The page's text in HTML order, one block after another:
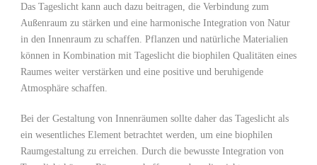
Das Tageslicht kann auch‌ dazu beitragen, die ⁣Verbindung zum
Außenraum‌ zu stärken und⁤ eine harmonische Integration von Natur
in den Innenraum ​zu schaffen. Pflanzen⁣ und natürliche‌ Materialien ​
können in Kombination mit Tageslicht die biophilen ⁣Qualitäten eines
Raumes⁣ weiter⁣ verstärken und ‌eine positive und beruhigende
Atmosphäre schaffen.
Bei der Gestaltung von Innenräumen sollte daher⁣ das Tageslicht als
ein ⁣wesentliches ⁣Element betrachtet ​werden, um eine biophilen
Raumgestaltung zu​ erreichen. Durch⁢ die bewusste Integration ⁣von